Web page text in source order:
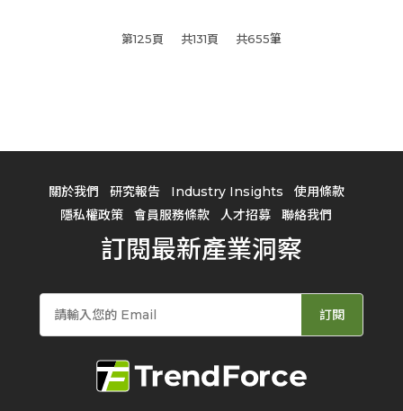
第125頁 共131頁 共655筆
關於我們 研究報告 Industry Insights
使用條款
隱私權政策
會員服務條款 人才招募 聯絡我們
訂閱最新產業洞察
訂閱